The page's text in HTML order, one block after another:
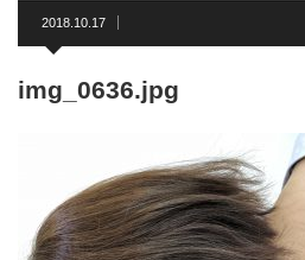
2018.10.17
img_0636.jpg